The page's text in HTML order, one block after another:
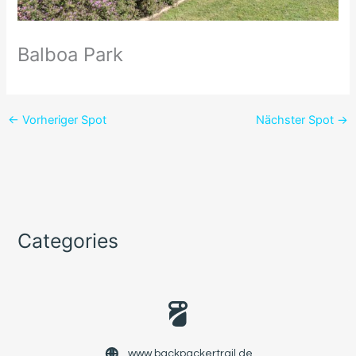
Balboa Park
← Vorheriger Spot Nächster Spot →
Categories
www.backpackertrail.de